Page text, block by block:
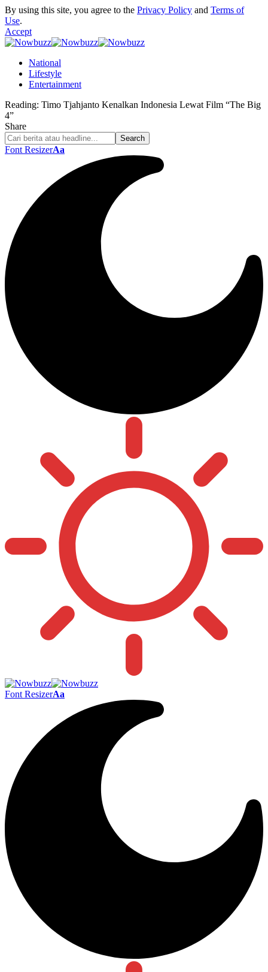
By using this site, you agree to the Privacy Policy and Terms of
Use.
Accept
National
Lifestyle
Entertainment
Reading: Timo Tjahjanto Kenalkan Indonesia Lewat Film “The Big
4”
Share
Font ResizerAa
Font ResizerAa